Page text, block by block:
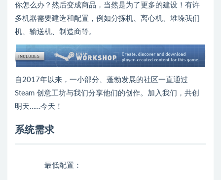
你怎么办？然后变成商品，当然是为了更多的建设！有许
多机器需要建造和配置，例如分拣机、离心机、堆垛我们
机、输送机、制造商等。
自2017年以来，一小部分、蓬勃发展的社区一直通过
Steam 创意工坊与我们分享他们的创作。加入我们，共创
明天……今天！
系统需求
最低配置：